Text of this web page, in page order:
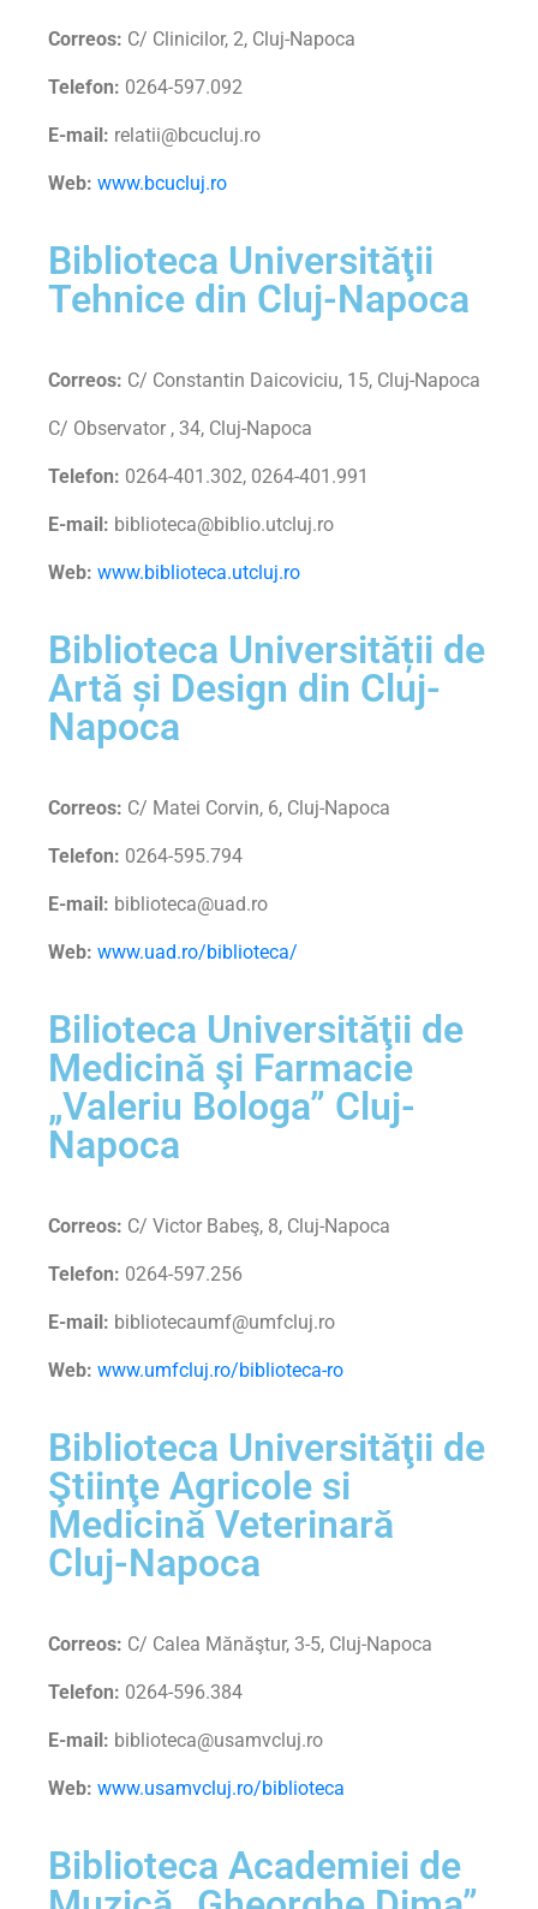
Correos: C/ Clinicilor, 2, Cluj-Napoca
Telefon: 0264-597.092
E-mail: relatii@bcucluj.ro
Web: www.bcucluj.ro
Biblioteca Universităţii
Tehnice din Cluj-Napoca
Correos: C/ Constantin Daicoviciu, 15, Cluj-Napoca
C/ Observator , 34, Cluj-Napoca
Telefon: 0264-401.302, 0264-401.991
E-mail: biblioteca@biblio.utcluj.ro
Web: www.biblioteca.utcluj.ro
Biblioteca Universității de
Artă și Design din Cluj-
Napoca
Correos: C/ Matei Corvin, 6, Cluj-Napoca
Telefon: 0264-595.794
E-mail: biblioteca@uad.ro
Web: www.uad.ro/biblioteca/
Bilioteca Universităţii de
Medicină şi Farmacie
„Valeriu Bologa” Cluj-
Napoca
Correos: C/ Victor Babeş, 8, Cluj-Napoca
Telefon: 0264-597.256
E-mail: bibliotecaumf@umfcluj.ro
Web: www.umfcluj.ro/biblioteca-ro
Biblioteca Universităţii de
Ştiinţe Agricole si
Medicină Veterinară
Cluj-Napoca
Correos: C/ Calea Mănăştur, 3-5, Cluj-Napoca
Telefon: 0264-596.384
E-mail: biblioteca@usamvcluj.ro
Web: www.usamvcluj.ro/biblioteca
Biblioteca Academiei de